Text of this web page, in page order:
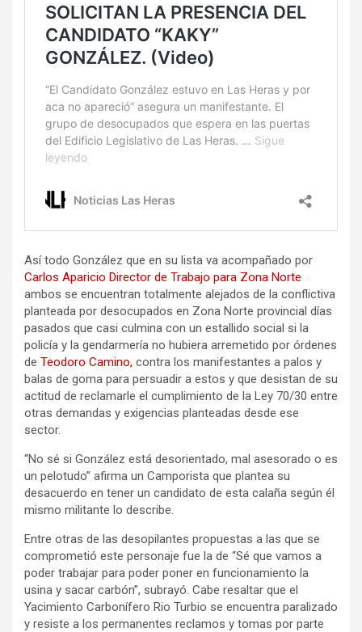
Así todo González que en su lista va acompañado por
Carlos Aparicio Director de Trabajo para Zona Norte
ambos se encuentran totalmente alejados de la conflictiva
planteada por desocupados en Zona Norte provincial días
pasados que casi culmina con un estallido social si la
policía y la gendarmería no hubiera arremetido por órdenes
de Teodoro Camino, contra los manifestantes a palos y
balas de goma para persuadir a estos y que desistan de su
actitud de reclamarle el cumplimiento de la Ley 70/30 entre
otras demandas y exigencias planteadas desde ese
sector.
“No sé si González está desorientado, mal asesorado o es
un pelotudo” afirma un Camporista que plantea su
desacuerdo en tener un candidato de esta calaña según él
mismo militante lo describe.
Entre otras de las desopilantes propuestas a las que se
comprometió este personaje fue la de “Sé que vamos a
poder trabajar para poder poner en funcionamiento la
usina y sacar carbón”, subrayó. Cabe resaltar que el
Yacimiento Carbonífero Rio Turbio se encuentra paralizado
y resiste a los permanentes reclamos y tomas por parte